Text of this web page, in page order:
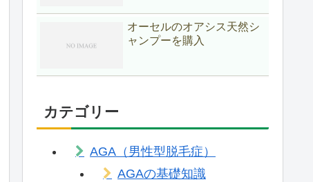
オーセルのオアシス天然シ
ャンプーを購入
カテゴリー
AGA（男性型脱毛症）
AGAの基礎知識